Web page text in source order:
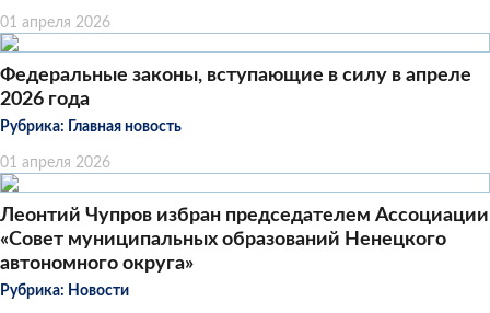
01 апреля 2026
Федеральные законы, вступающие в силу в апреле
2026 года
Рубрика: Главная новость
01 апреля 2026
Леонтий Чупров избран председателем Ассоциации
«Совет муниципальных образований Ненецкого
автономного округа»
Рубрика: Новости